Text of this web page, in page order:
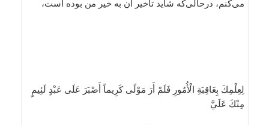
مى‌كنم، درحالى‌كه شايد تأخير آن به خير من بوده است،
لِعِلْمِكَ بِعَاقِبَةِ الْأُمُورِ فَلَمْ أَرَ مَوْلًى كَرِيماً أَصْبَرَ عَلَى عَبْدٍ لَئِيمٍ
مِنْكَ عَلَيَّ